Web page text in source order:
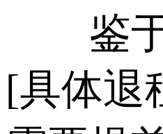
鉴于
[具体退